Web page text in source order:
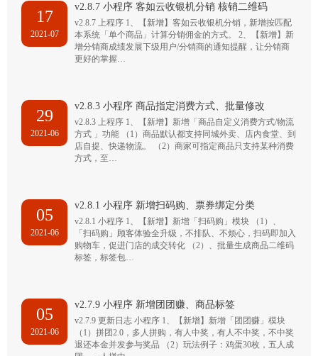
17
2021-07
v2.8.7 小程序 客如云收银机分销 核销二维码
v2.8.7 上程序 1、【新增】客如云收银机分销，新增按匹配
本系统「单个商品」计算分销佣金的方式。 2、【新增】新
增分销商成绩发展下级用户/分销商的通知提醒，让分销商
更好的掌握…
29
2021-06
v2.8.3 小程序 商品指定消费方式、批量修改
v2.8.3 上程序 1、【新增】新增「商品自定义消费方式/物流
方式 」功能 （1）商品默认都支持同城外卖、店内食堂、到
店自提、快递物流。 （2）商家可指定商品只支持某种消费
方式，至…
05
2021-06
v2.8.1 小程序 新增扫码购、票券绑定分类
v2.8.1 小程序 1、【新增】新增「扫码购」模块 （1）、
「扫码购」顾客体验全升级，不排队、不烦心，扫码即加入
购物车，促进门店的成交转化 （2）、批量生成商品二维码
标签，标签包…
05
2021-06
v2.7.9 小程序 新增团团赚、商品标签
v2.7.9 更新日志 小程序 1、【新增】新增「团团赚」模块
（1）拼团2.0，多人拼购，有人中奖，有人不中奖，不中奖
退还本金并发参与奖品 （2）玩法例子：鸡蛋30枚，五人成